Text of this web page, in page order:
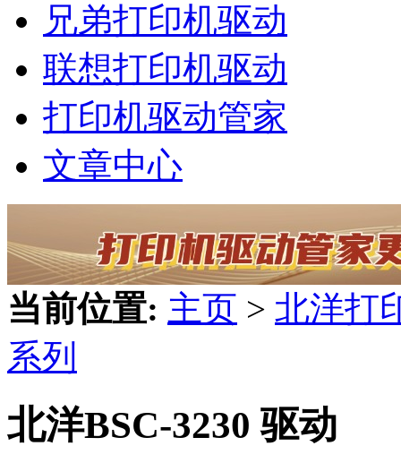
兄弟打印机驱动
联想打印机驱动
打印机驱动管家
文章中心
当前位置: 主页 > 北洋打
系列
北洋BSC-3230 驱动